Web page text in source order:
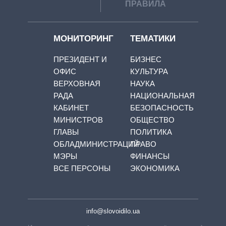
ПРАВИЛА
МОНИТОРИНГ
ПРЕЗИДЕНТ И
ОФИС
ВЕРХОВНАЯ
РАДА
КАБИНЕТ
МИНИСТРОВ
ГЛАВЫ
ОБЛАДМИНИСТРАЦИЙ
МЭРЫ
ВСЕ ПЕРСОНЫ
ТЕМАТИКИ
БИЗНЕС
КУЛЬТУРА
НАУКА
НАЦИОНАЛЬНАЯ
БЕЗОПАСНОСТЬ
ОБЩЕСТВО
ПОЛИТИКА
ПРАВО
ФИНАНСЫ
ЭКОНОМИКА
info@slovoidilo.ua